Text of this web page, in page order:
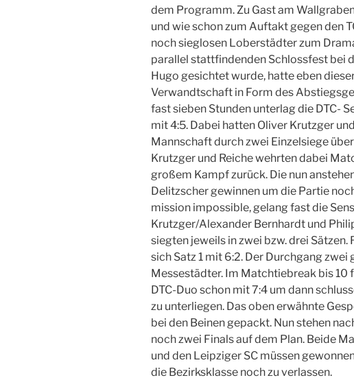
dem Programm. Zu Gast am
und wie schon zum Auftakt gegen den
noch sieglosen Loberstädter zum
parallel stattfindenden Schlossfest bei
Hugo gesichtet wurde, hatte eben
Verwandtschaft in Form des
fast sieben Stunden unterlag die DTC-
mit 4:5. Dabei hatten Oliver Krutzger
Mannschaft durch zwei Einzelsiege
Krutzger und Reiche wehrten dabei
großem Kampf zurück. Die nun
Delitzscher gewinnen um die Partie
mission impossible, gelang fast die
Krutzger/Alexander Bernhardt und
siegten jeweils in zwei bzw. drei
sich Satz 1 mit 6:2. Der Durchgang zwei
Messestädter. Im Matchtiebreak bis 10
DTC-Duo schon mit 7:4 um dann
zu unterliegen. Das oben erwähnte
bei den Beinen gepackt. Nun stehen
noch zwei Finals auf dem Plan. Beide
und den Leipziger SC müssen
die Bezirksklasse noch zu verlassen.